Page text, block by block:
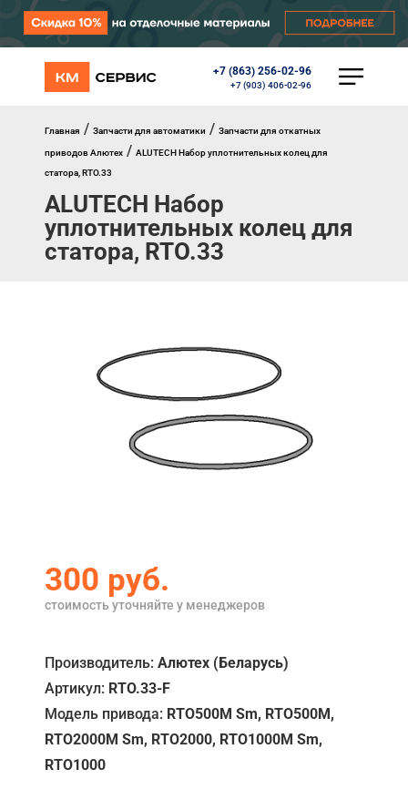
+7 (863) 256-02-96
+7 (903) 406-02-96
КАТАЛОГ
Перегрузочное оборудование
Уличные калитки
Шлагбаумы
Противопожарные ворота
Противопожарные шторы
Внешняя солнцезащита
Кредит
Где купить
Отзывы
Контакты
Главная / Запчасти для автоматики / Запчасти для откатных
приводов Алютех / ALUTECH Набор уплотнительных колец для
статора, RTO.33
ALUTECH Набор
уплотнительных колец для
статора, RTO.33
300 руб.
стоимость уточняйте у менеджеров
Производитель: Алютех (Беларусь)
Артикул: RTO.33-F
Модель привода: RTO500M Sm, RTO500M,
RTO2000M Sm, RTO2000, RTO1000M Sm,
RTO1000